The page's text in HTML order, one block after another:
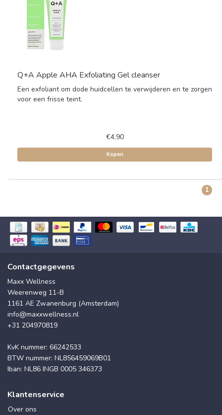
Q+A Apple AHA Exfoliating Gel cleanser
Een exfoliant om dode huidcellen te verwijderen en te zorgen
voor een frisse teint.
€4,90
Kopen
1
Contactgegevens
Maxx Wellness
Weerenweg 11-B
1161 AE Zwanenburg (Amsterdam)
info@maxxwellness.nl
+31 204970819
KvK nummer: 66242533
BTW nummer: NL856459069B01
Iban: NL86 INGB 0005 346373
Klantenservice
Over ons